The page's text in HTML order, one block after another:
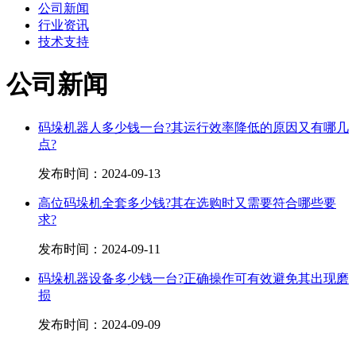
公司新闻
行业资讯
技术支持
公司新闻
码垛机器人多少钱一台?其运行效率降低的原因又有哪几
点?
发布时间： 2024-09-13
高位码垛机全套多少钱?其在选购时又需要符合哪些要
求?
发布时间： 2024-09-11
码垛机器设备多少钱一台?正确操作可有效避免其出现磨
损
发布时间： 2024-09-09